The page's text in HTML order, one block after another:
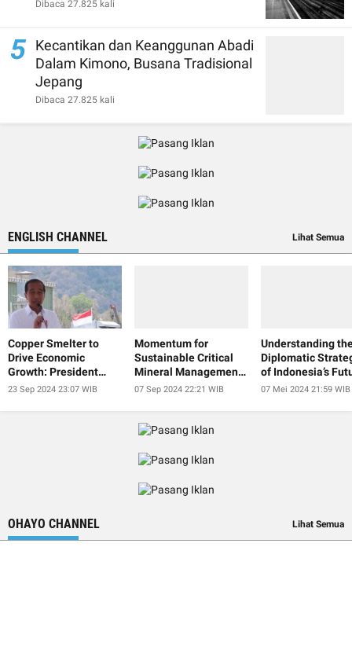
Dibaca 27.825 kali
5 Kecantikan dan Keanggunan Abadi
Dalam Kimono, Busana Tradisional
Jepang
Dibaca 27.825 kali
ENGLISH CHANNEL Lihat Semua
Copper Smelter to
Drive Economic
Growth: President
Jokowi
23 Sep 2024 23:07 WIB
Momentum for
Sustainable Critical
Mineral Management
at IISF 2024
07 Sep 2024 22:21 WIB
Understanding
Diplomatic
of Indonesia’s
President
07 Mei 2024 21:59 WIB
OHAYO CHANNEL Lihat Semua